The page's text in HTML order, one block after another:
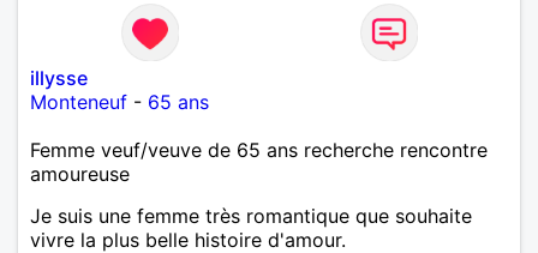
illysse
Monteneuf - 65 ans
Femme veuf/veuve de 65 ans recherche rencontre
amoureuse
Je suis une femme très romantique que souhaite
vivre la plus belle histoire d'amour.